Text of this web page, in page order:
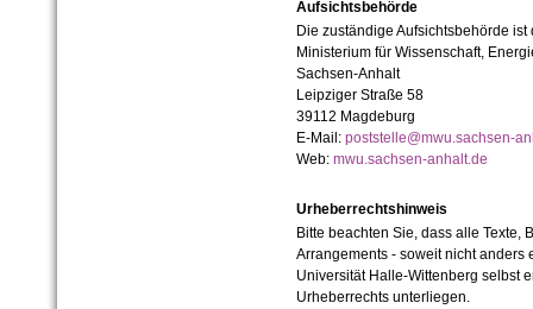
Aufsichtsbehörde
Die zuständige Aufsichtsbehörde ist
Ministerium für Wissenschaft,
Sachsen-Anhalt
Leipziger Straße 58
39112 Magdeburg
E-Mail: poststelle@mwu.sachsen-
Web: mwu.sachsen-anhalt.de
Urheberrechtshinweis
Bitte beachten Sie, dass alle Texte,
Arrangements - soweit nicht anders
Universität Halle-Wittenberg selbst
Urheberrechts unterliegen.